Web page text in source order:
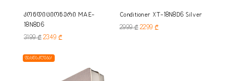
კონდიციონერი MAE-
18N8D6
3199₾ 2349 ₾
Conditioner XT-18N8D6 Silver
2999₾ 2299 ₾
ფასდაკლება!